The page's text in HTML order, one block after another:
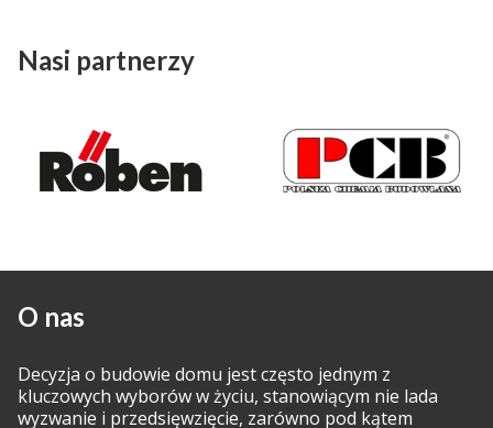
Nasi partnerzy
O nas
Decyzja o budowie domu jest często jednym z
kluczowych wyborów w życiu, stanowiącym nie lada
wyzwanie i przedsięwzięcie, zarówno pod kątem